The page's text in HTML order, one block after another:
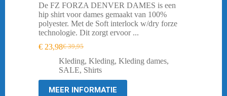
De FZ FORZA DENVER DAMES is een
hip shirt voor dames gemaakt van 100%
polyester. Met de Soft interlock w/dry forze
technologie. Dit zorgt ervoor ...
€39,95
Oorspronkelijke
prijs
was:
€ 23,98Huidige
prijs
is:
Kleding, Kleding, Kleding dames,
SALE, Shirts
MEER INFORMATIE